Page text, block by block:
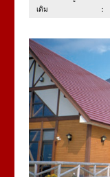
เติม：